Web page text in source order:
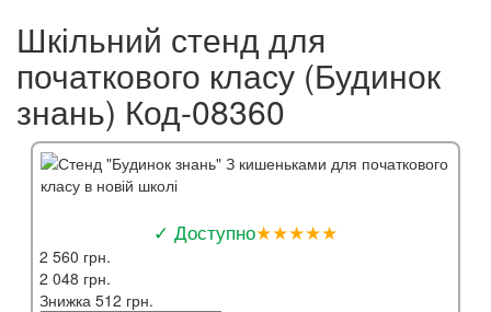
Шкільний стенд для
початкового класу (Будинок
знань) Код-08360
✓ Доступно★★★★★
2 560 грн.
2 048 грн.
Знижка 512 грн.